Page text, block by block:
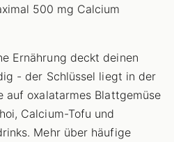
500 mg Calcium
Ernährung deckt deinen
- der Schlüssel liegt in der
auf oxalatarmes Blattgemüse
Calcium-Tofu und
Mehr über häufige